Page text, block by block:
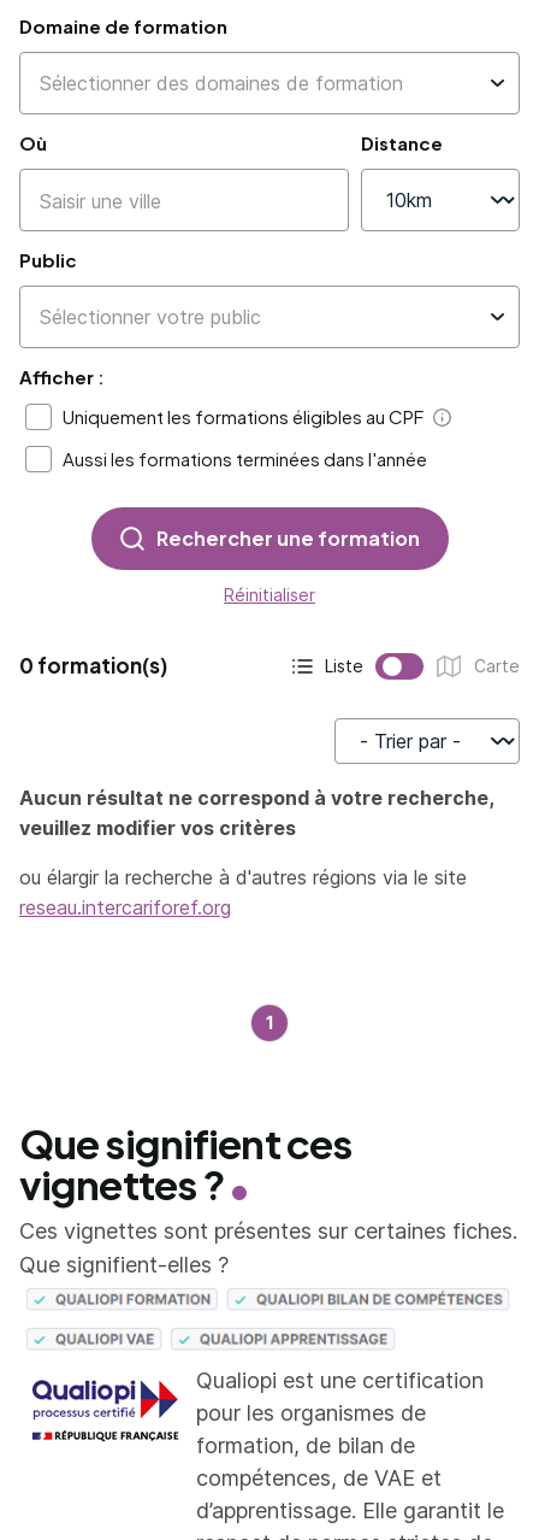
Domaine de formation
Où Distance
Public
Afficher :
Uniquement les formations éligibles au CPF
Aide
Aussi les formations terminées dans l'année
Rechercher une formation
Réinitialiser
0 formation(s)
Affichage actif :
Liste
Affichage :
Carte
Trier par
Aucun résultat ne correspond à votre recherche,
veuillez modifier vos critères
ou élargir la recherche à d'autres régions via le site
reseau.intercariforef.org
1
Que signifient ces
vignettes ?
Ces vignettes sont présentes sur certaines fiches.
Que signifient-elles ?
Qualiopi est une certification
pour les organismes de
formation, de bilan de
compétences, de VAE et
d’apprentissage. Elle garantit le